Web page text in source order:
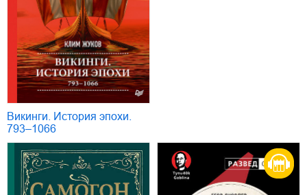
Викинги. История эпохи.
793–1066